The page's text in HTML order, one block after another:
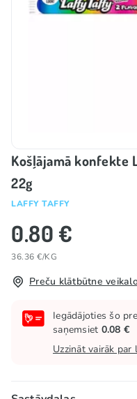
Košļājamā konfekte
22g
LAFFY TAFFY
0.80 €
36.36 €/KG
Preču klātbūtne
Iegādājoties šo
saņemsiet 0.08 €
Uzzināt vairāk par